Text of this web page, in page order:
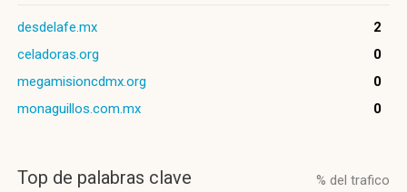
desdelafe.mx
2
celadoras.org
0
megamisioncdmx.org
0
monaguillos.com.mx
0
Top de palabras clave % del trafico